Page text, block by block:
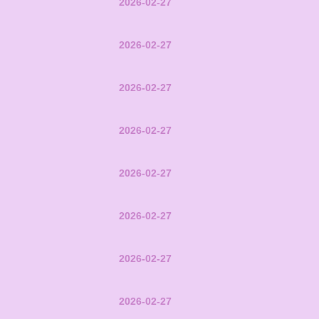
2026-02-27
2026-02-27
2026-02-27
2026-02-27
2026-02-27
2026-02-27
2026-02-27